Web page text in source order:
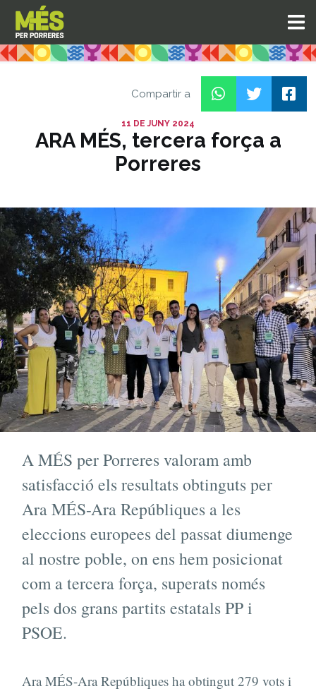
Compartir a
11 DE JUNY 2024
ARA MÉS, tercera força a
Porreres
A MÉS per Porreres valoram amb
satisfacció els resultats obtinguts per
Ara MÉS-Ara Repúbliques a les
eleccions europees del passat diumenge
al nostre poble, on ens hem posicionat
com a tercera força, superats només
pels dos grans partits estatals PP i
PSOE.
Ara MÉS-Ara Repúbliques ha obtingut 279 vots i